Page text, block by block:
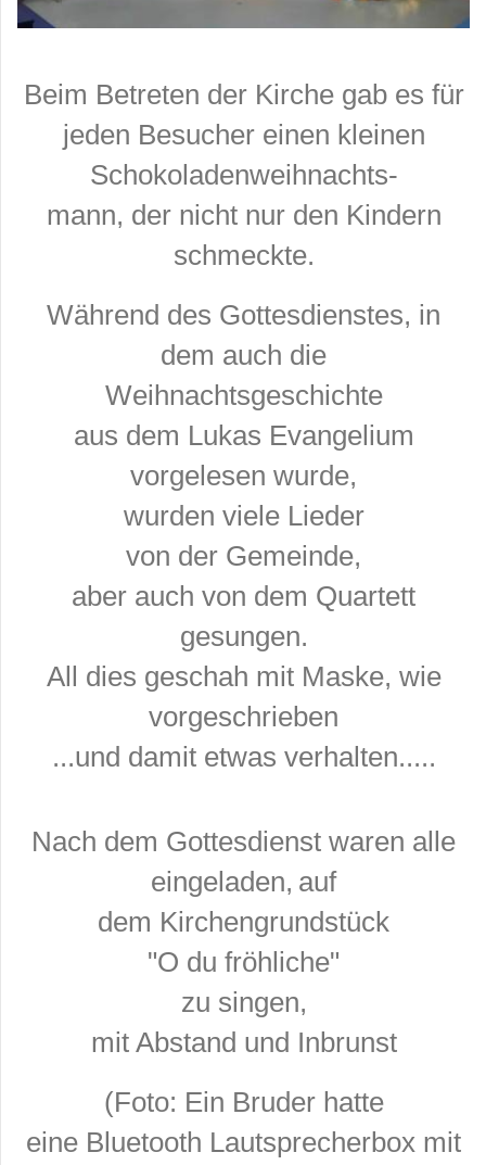
Beim Betreten der Kirche gab es für
jeden Besucher einen kleinen
Schokoladenweihnachts-
mann, der nicht nur den Kindern
schmeckte.
Während des Gottesdienstes, in
dem auch die
Weihnachtsgeschichte
aus dem Lukas Evangelium
vorgelesen wurde,
wurden viele Lieder
von der Gemeinde,
aber auch von dem Quartett
gesungen.
All dies geschah mit Maske, wie
vorgeschrieben
...und damit etwas verhalten.....
Nach dem Gottesdienst waren alle
eingeladen, auf
dem Kirchengrundstück
"O du fröhliche"
zu singen,
mit Abstand und Inbrunst
(Foto: Ein Bruder hatte
eine Bluetooth Lautsprecherbox mit